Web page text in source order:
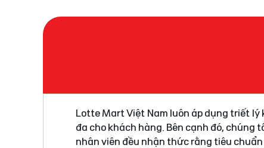
Lotte Mart Việt Nam luôn áp dụng triết
đa cho khách hàng. Bên cạnh đó, chúng
nhân viên đều nhận thức rằng tiêu